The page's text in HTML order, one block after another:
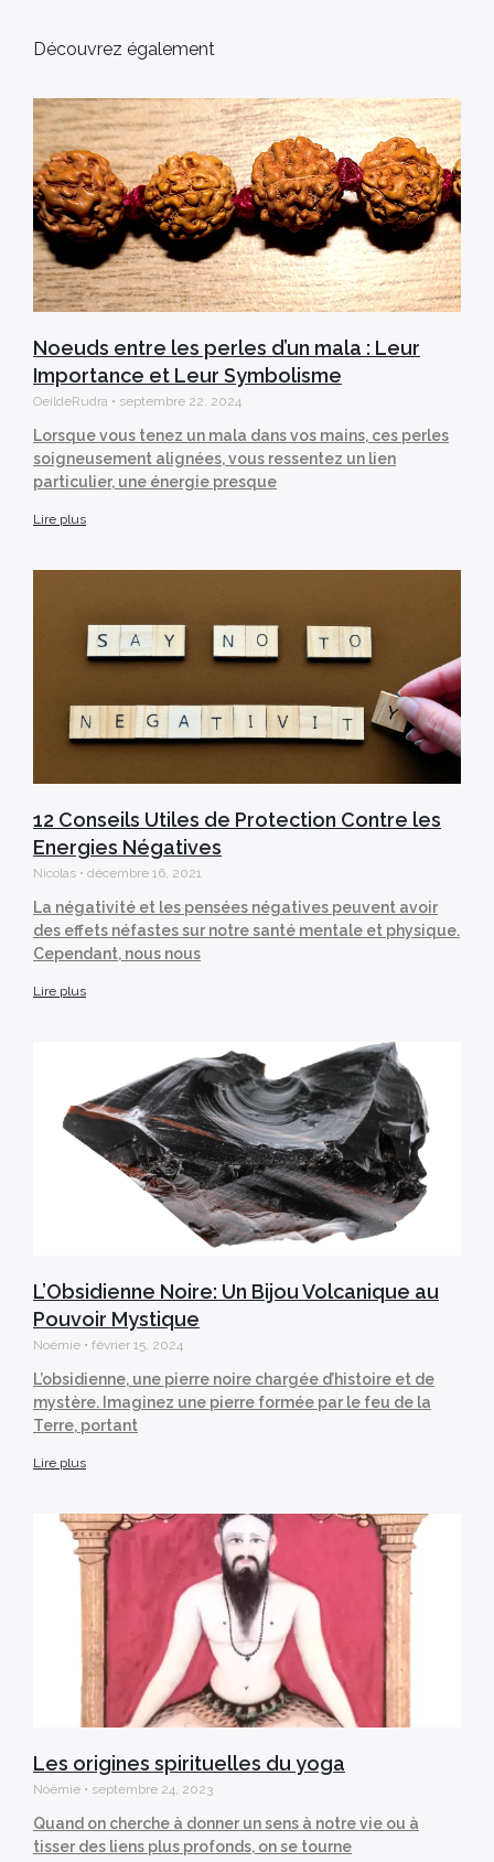
Découvrez également
Noeuds entre les perles d’un mala : Leur
Importance et Leur Symbolisme
OeildeRudra septembre 22, 2024
Lorsque vous tenez un mala dans vos mains, ces perles
soigneusement alignées, vous ressentez un lien
particulier, une énergie presque
Lire plus
12 Conseils Utiles de Protection Contre les
Energies Négatives
Nicolas décembre 16, 2021
La négativité et les pensées négatives peuvent avoir
des effets néfastes sur notre santé mentale et physique.
Cependant, nous nous
Lire plus
L’Obsidienne Noire: Un Bijou Volcanique au
Pouvoir Mystique
Noémie février 15, 2024
L’obsidienne, une pierre noire chargée d’histoire et de
mystère. Imaginez une pierre formée par le feu de la
Terre, portant
Lire plus
Les origines spirituelles du yoga
Noémie septembre 24, 2023
Quand on cherche à donner un sens à notre vie ou à
tisser des liens plus profonds, on se tourne